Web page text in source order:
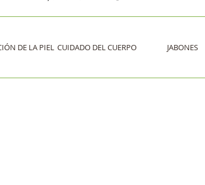
DE LA PIEL CUIDADO DEL CUERPO JABONES